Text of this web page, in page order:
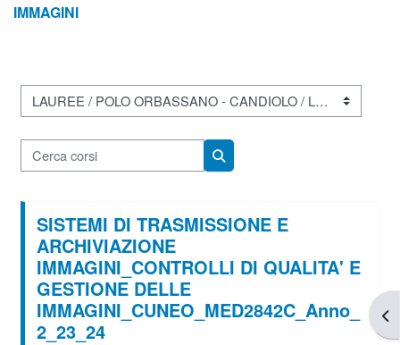
IMMAGINI
Categorie di corso
Cerca corsi
Cerca corsi
SISTEMI DI TRASMISSIONE E
ARCHIVIAZIONE
IMMAGINI_CONTROLLI DI QUALITA' E
GESTIONE DELLE
IMMAGINI_CUNEO_MED2842C_Anno_
2_23_24